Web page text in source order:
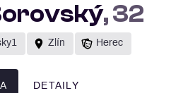
, 32
Zlín Herec
DETAILY